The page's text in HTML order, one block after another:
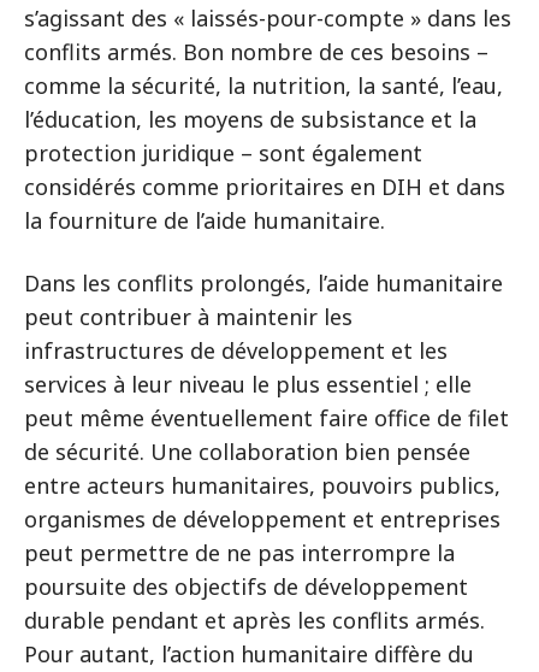
s’agissant des « laissés-pour-compte » dans les
conflits armés. Bon nombre de ces besoins –
comme la sécurité, la nutrition, la santé, l’eau,
l’éducation, les moyens de subsistance et la
protection juridique – sont également
considérés comme prioritaires en DIH et dans
la fourniture de l’aide humanitaire.
Dans les conflits prolongés, l’aide humanitaire
peut contribuer à maintenir les
infrastructures de développement et les
services à leur niveau le plus essentiel ; elle
peut même éventuellement faire office de filet
de sécurité. Une collaboration bien pensée
entre acteurs humanitaires, pouvoirs publics,
organismes de développement et entreprises
peut permettre de ne pas interrompre la
poursuite des objectifs de développement
durable pendant et après les conflits armés.
Pour autant, l’action humanitaire diffère du